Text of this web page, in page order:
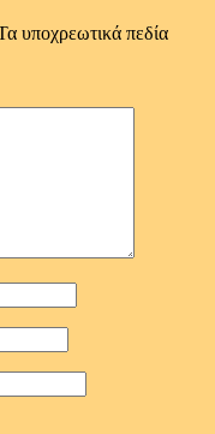
υποχρεωτικά πεδία